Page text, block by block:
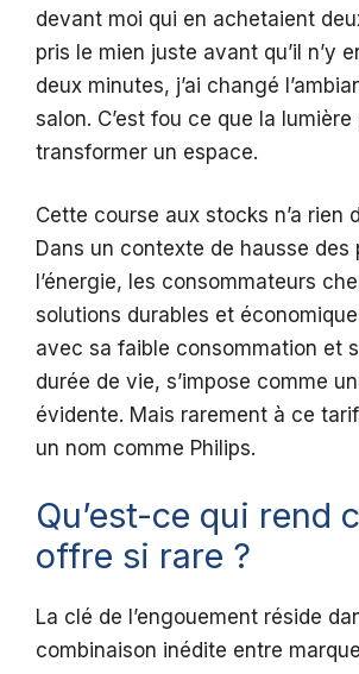
devant moi qui en achetaient
pris le mien juste avant qu’il n’y
deux minutes, j’ai changé
salon. C’est fou ce que la lumière
transformer un espace.
Cette course aux stocks n’a rien
Dans un contexte de hausse des
l’énergie, les consommateurs
solutions durables et
avec sa faible consommation et
durée de vie, s’impose comme
évidente. Mais rarement à ce
un nom comme Philips.
Qu’est-ce qui rend
offre si rare ?
La clé de l’engouement réside
combinaison inédite entre